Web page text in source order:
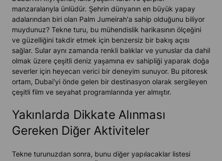
manzaralarıyla ünlüdür. Şehrin dünyanın en büyük yapay
adalarından biri olan Palm Jumeirah'a sahip olduğunu biliyor
muydunuz? Tekne turu, bu mühendislik harikasının ölçeğini
ve güzelliğini takdir etmek için benzersiz bir bakış açısı
sağlar. Sular aynı zamanda renkli balıklar ve yunuslar da dahil
olmak üzere çeşitli deniz yaşamına ev sahipliği yaparak doğa
severler için heyecan verici bir deneyim sunuyor. Bu pitoresk
ortam, Dubai'yi önde gelen bir destinasyon olarak sergileyen
çeşitli film ve seyahat programlarında yer almıştır.
Yakınlarda Dikkate Alınması
Gereken Diğer Aktiviteler
Tekne turunuzdan sonra, bunu diğer yapılacaklar listesi